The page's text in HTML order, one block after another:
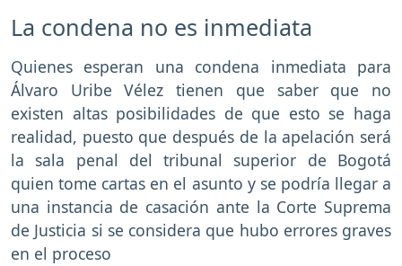
La condena no es inmediata
Quienes esperan una condena inmediata para
Álvaro Uribe Vélez tienen que saber que no
existen altas posibilidades de que esto se haga
realidad, puesto que después de la apelación será
la sala penal del tribunal superior de Bogotá
quien tome cartas en el asunto y se podría llegar a
una instancia de casación ante la Corte Suprema
de Justicia si se considera que hubo errores graves
en el proceso